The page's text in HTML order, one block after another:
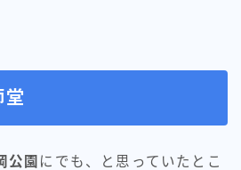
堂
公園 にでも、と思っていたとこ